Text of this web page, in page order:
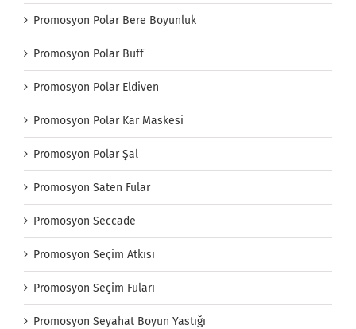
Promosyon Polar Bere Boyunluk
Promosyon Polar Buff
Promosyon Polar Eldiven
Promosyon Polar Kar Maskesi
Promosyon Polar Şal
Promosyon Saten Fular
Promosyon Seccade
Promosyon Seçim Atkısı
Promosyon Seçim Fuları
Promosyon Seyahat Boyun Yastığı